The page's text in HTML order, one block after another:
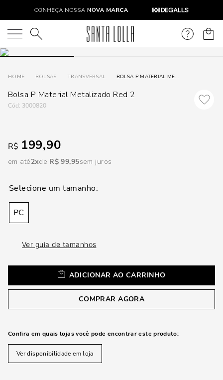
O que você está procurando?
BOLSAS TRANSVERSAL BOLSA P MATERIAL METALIZADO RED 2
Bolsa P Material Metalizado Red 2
: 3000820
R$ 199,90
em até2 R$ 99,95sem juros
PC
Ver guia de tamanhos
ADICIONAR AO CARRINHO
COMPRAR AGORA
Confira em quais lojas você pode encontrar este produto:
Ver disponibilidade em loja